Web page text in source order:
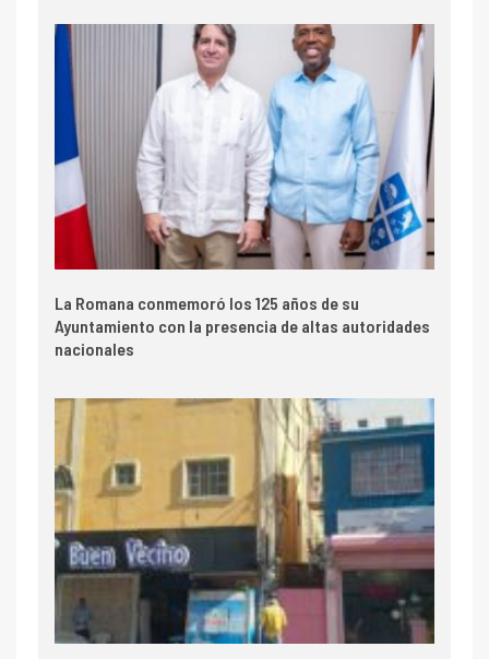
La Romana conmemoró los 125 años de su
Ayuntamiento con la presencia de altas autoridades
nacionales